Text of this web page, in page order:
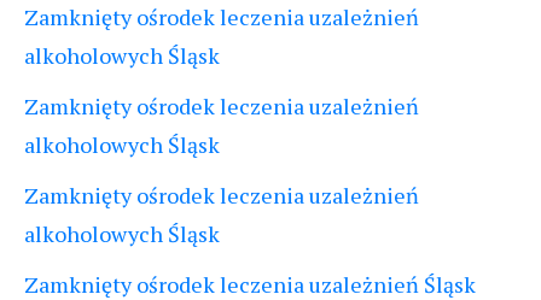
Zamknięty ośrodek leczenia uzależnień
alkoholowych Śląsk
Zamknięty ośrodek leczenia uzależnień
alkoholowych Śląsk
Zamknięty ośrodek leczenia uzależnień
alkoholowych Śląsk
Zamknięty ośrodek leczenia uzależnień Śląsk